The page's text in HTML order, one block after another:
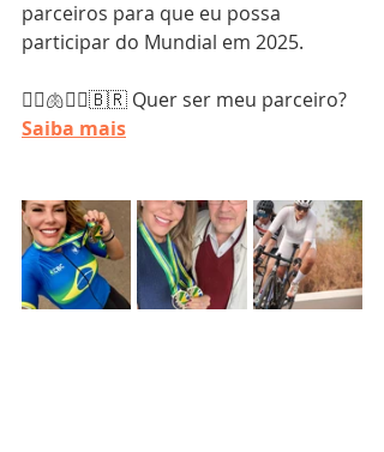
parceiros para que eu possa
participar do Mundial em 2025.
🧜‍♀️🫁🚴‍♀️🇧🇷 Quer ser meu parceiro?
Saiba mais